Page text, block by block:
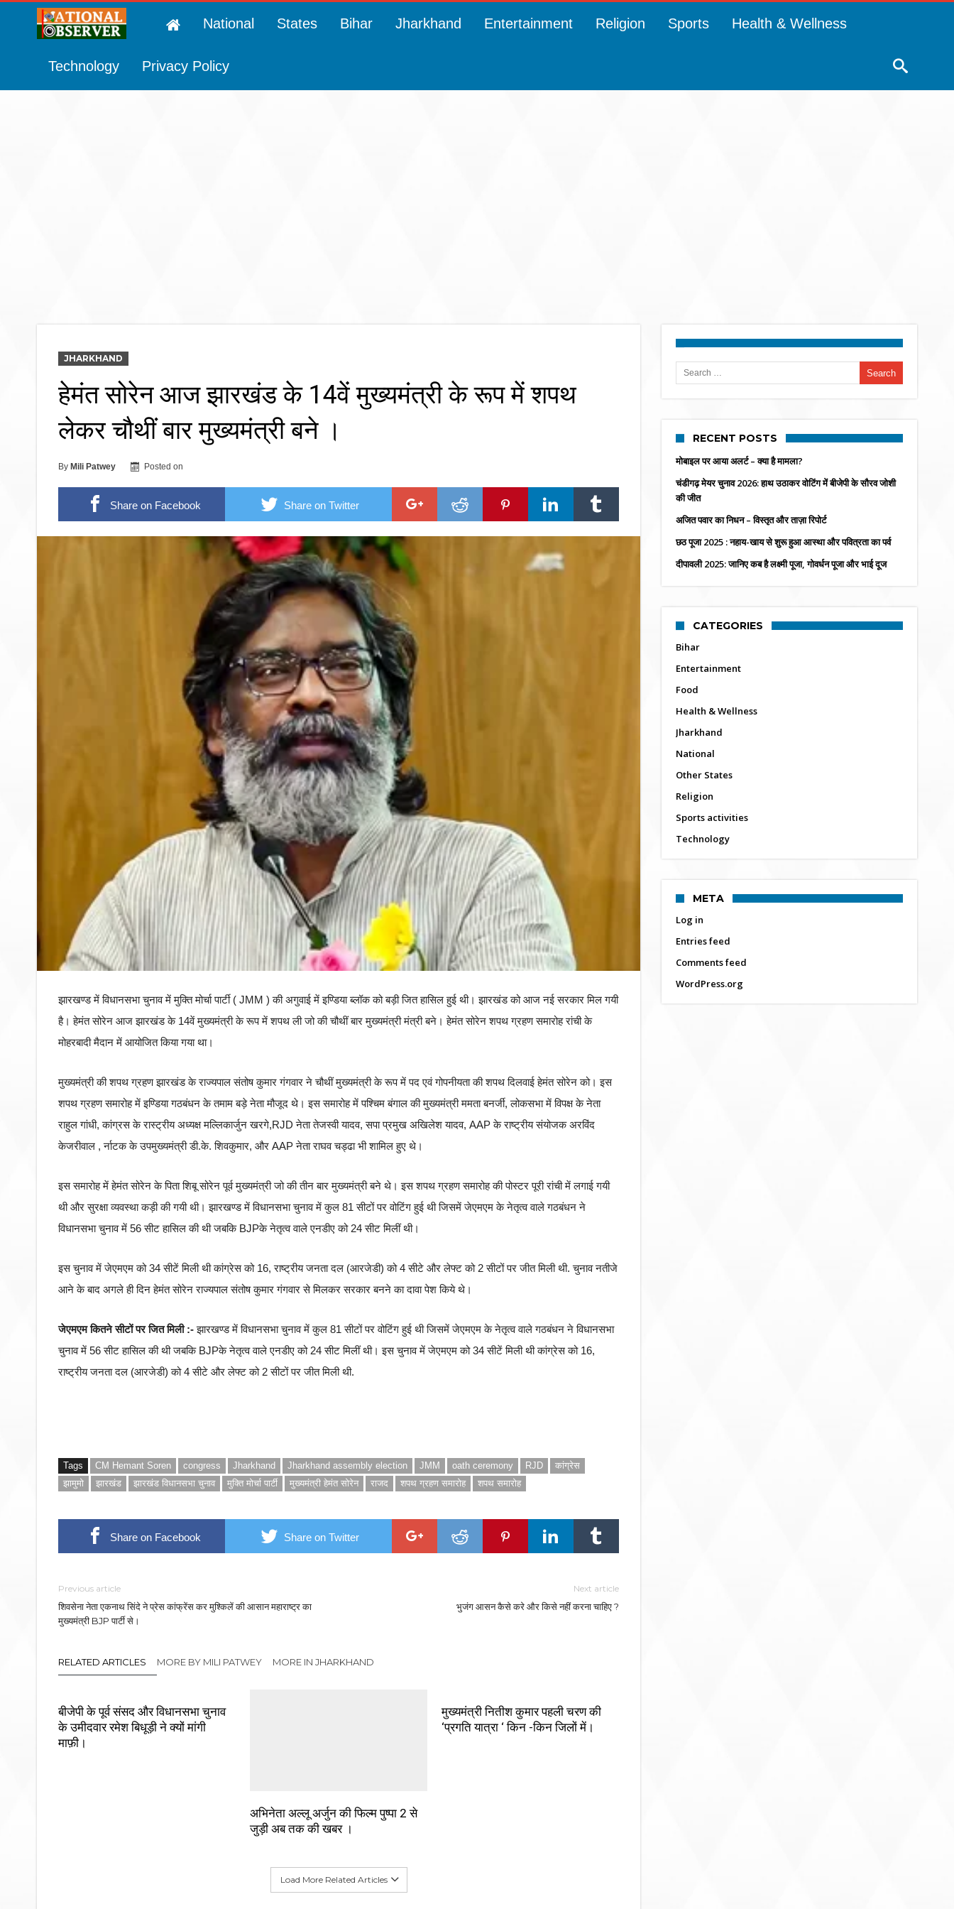
National States Bihar Jharkhand Entertainment Religion Sports Health & Wellness
Technology Privacy Policy
JHARKHAND
हेमंत सोरेन आज झारखंड के 14वें मुख्यमंत्री के रूप में शपथ
लेकर चौथीं बार मुख्यमंत्री बने ।
By Mili Patwey Posted on
Share on Facebook Share on Twitter
झारखण्ड में विधानसभा चुनाव में मुक्ति मोर्चा पार्टी ( JMM ) की अगुवाई में इण्डिया ब्लॉक को बड़ी जित हासिल हुई थी। झारखंड को आज नई सरकार मिल गयी
है। हेमंत सोरेन आज झारखंड के 14वें मुख्यमंत्री के रूप में शपथ ली जो की चौथीं बार मुख्यमंत्री मंत्री बने। हेमंत सोरेन शपथ ग्रहण समारोह रांची के
मोहरबादी मैदान में आयोजित किया गया था।
मुख्यमंत्री की शपथ ग्रहण झारखंड के राज्यपाल संतोष कुमार गंगवार ने चौथीं मुख्यमंत्री के रूप में पद एवं गोपनीयता की शपथ दिलवाई हेमंत सोरेन को। इस
शपथ ग्रहण समारोह में इण्डिया गठबंधन के तमाम बड़े नेता मौजूद थे। इस समारोह में पश्चिम बंगाल की मुख्यमंत्री ममता बनर्जी, लोकसभा में विपक्ष के नेता
राहुल गांधी, कांग्रस के रास्ट्रीय अध्यक्ष मल्लिकार्जुन खरगे,RJD नेता तेजस्वी यादव, सपा प्रमुख अखिलेश यादव, AAP के राष्ट्रीय संयोजक अरविंद
केजरीवाल , र्नाटक के उपमुख्यमंत्री डी.के. शिवकुमार, और AAP नेता राघव चड्ढा भी शामिल हुए थे।
इस समारोह में हेमंत सोरेन के पिता शिबू सोरेन पूर्व मुख्यमंत्री जो की तीन बार मुख्यमंत्री बने थे। इस शपथ ग्रहण समारोह की पोस्टर पूरी रांची में लगाई गयी
थी और सुरक्षा व्यवस्था कड़ी की गयी थी। झारखण्ड में विधानसभा चुनाव में कुल 81 सीटों पर वोटिंग हुई थी जिसमें जेएमएम के नेतृत्व वाले गठबंधन ने
विधानसभा चुनाव में 56 सीट हासिल की थी जबकि BJPके नेतृत्व वाले एनडीए को 24 सीट मिलीं थी।
इस चुनाव में जेएमएम को 34 सीटें मिली थी कांग्रेस को 16, राष्ट्रीय जनता दल (आरजेडी) को 4 सीटे और लेफ्ट को 2 सीटों पर जीत मिली थी. चुनाव नतीजे
आने के बाद अगले ही दिन हेमंत सोरेन राज्यपाल संतोष कुमार गंगवार से मिलकर सरकार बनने का दावा पेश किये थे।
जेएमएम कितने सीटों पर जित मिली :-झारखण्ड में विधानसभा चुनाव में कुल 81 सीटों पर वोटिंग हुई थी जिसमें जेएमएम के नेतृत्व वाले गठबंधन ने विधानसभा
चुनाव में 56 सीट हासिल की थी जबकि BJPके नेतृत्व वाले एनडीए को 24 सीट मिलीं थी। इस चुनाव में जेएमएम को 34 सीटें मिली थी कांग्रेस को 16,
राष्ट्रीय जनता दल (आरजेडी) को 4 सीटे और लेफ्ट को 2 सीटों पर जीत मिली थी.
Tags CM Hemant Soren congress Jharkhand Jharkhand assembly election JMM oath ceremony RJD
कांग्रेस
झामुमो
झारखंड झारखंड विधानसभा चुनाव मुक्ति मोर्चा पार्टी मुख्यमंत्री हेमंत सोरेन राजद शपथ ग्रहण समारोह शपथ समारोह
Share on Facebook Share on Twitter
Previous article
शिवसेना नेता एकनाथ सिंदे ने प्रेस कांफ्रेंस कर मुश्किलें की आसान महाराष्ट्र का
मुख्यमंत्री BJP पार्टी से।
Next article
भुजंग आसन कैसे करे और किसे नहीं करना चाहिए ?
RELATED ARTICLES MORE BY MILI PATWEY MORE IN JHARKHAND
बीजेपी के पूर्व संसद और विधानसभा चुनाव
के उमीदवार रमेश बिधूड़ी ने क्यों मांगी
माफ़ी।
अभिनेता अल्लू अर्जुन की फिल्म पुष्पा 2 से
जुड़ी अब तक की खबर ।
मुख्यमंत्री नितीश कुमार पहली चरण की
‘प्रगति यात्रा ‘ किन -किन जिलों में।
Load More Related Articles
Search for:
RECENT POSTS
मोबाइल पर आया अलर्ट – क्या है मामला?
चंडीगढ़ मेयर चुनाव 2026: हाथ उठाकर वोटिंग में बीजेपी के सौरव जोशी
की जीत
अजित पवार का निधन – विस्तृत और ताज़ा रिपोर्ट
छठ पूजा 2025 : नहाय-खाय से शुरू हुआ आस्था और पवित्रता का पर्व
दीपावली 2025: जानिए कब है लक्ष्मी पूजा, गोवर्धन पूजा और भाई दूज
CATEGORIES
Bihar
Entertainment
Food
Health & Wellness
Jharkhand
National
Other States
Religion
Sports activities
Technology
META
Log in
Entries feed
Comments feed
WordPress.org